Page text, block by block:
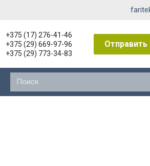
+375 (17) 276-41-46
+375 (29) 669-97-96
+375 (29) 773-34-83
Отправить